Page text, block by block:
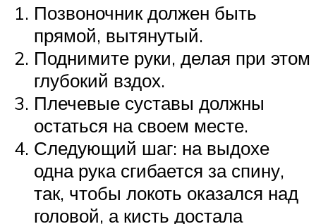
Позвоночник должен быть
прямой, вытянутый.
Поднимите руки, делая при этом
глубокий вздох.
Плечевые суставы должны
остаться на своем месте.
Следующий шаг: на выдохе
одна рука сгибается за спину,
так, чтобы локоть оказался над
головой, а кисть достала